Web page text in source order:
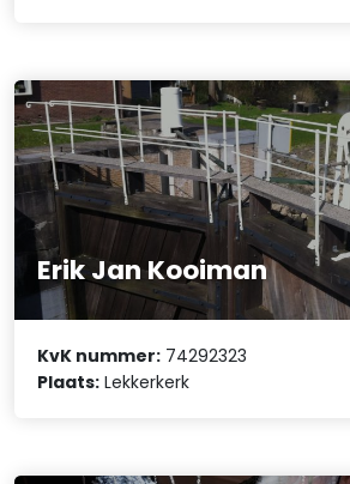
Erik Jan Kooiman
KvK nummer: 74292323
Plaats: Lekkerkerk